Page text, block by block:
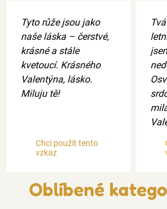
Tyto růže jsou jako
naše láska – čerstvé,
krásné a stále
kvetoucí. Krásného
Valentýna, lásko.
Miluju tě!
Chci použít tento
vzkaz
Oblíbené